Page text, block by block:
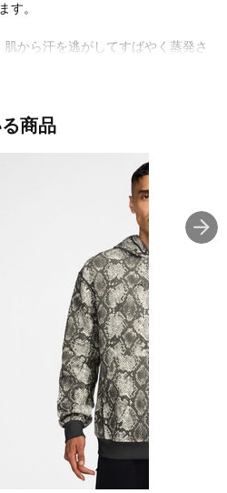
す。
から汗を逃がしてすばやく蒸発さ
プ。
ー素材を使用。
WHITE)
ブラック/(ホワイト))
商品